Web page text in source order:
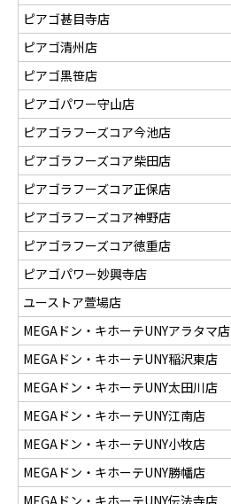
ピアゴ甚目寺店
ピアゴ清州店
ピアゴ黒笹店
ピアゴパワー守山店
ピアゴラフーズコア今池店
ピアゴラフーズコア柴田店
ピアゴラフーズコア正保店
ピアゴラフーズコア神野店
ピアゴラフーズコア徳重店
ピアゴパワー妙興寺店
ユーストア萱場店
MEGAドン・キホーテUNYアラタマ店
MEGAドン・キホーテUNY稲沢東店
MEGAドン・キホーテUNY太田川店
MEGAドン・キホーテUNY江南店
MEGAドン・キホーテUNY小牧店
MEGAドン・キホーテUNY勝幡店
MEGAドン・キホーテUNY伝法寺店